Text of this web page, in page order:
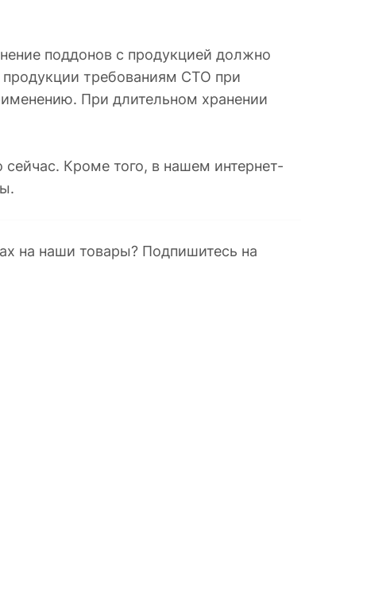
поддонов с продукцией должно
продукции требованиям СТО при
При длительном хранении
Кроме того, в нашем интернет-
на наши товары? Подпишитесь на